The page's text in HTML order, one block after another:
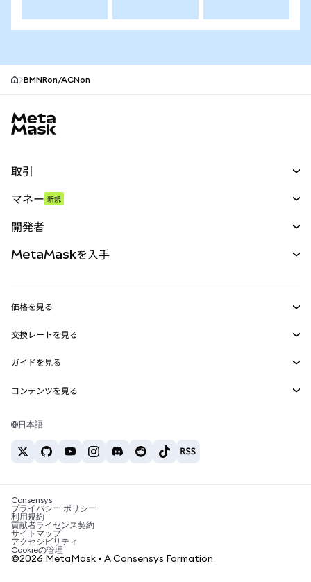
BMNRon/ACNon
取引
パーペチュアル
RWA
マネー 新規
開発者
MetaMask Connect
Snaps
Web3サービス
MetaMaskを入手
セキュリティ
サポート
キャリア
お問い合わせ
価格を見る
イーサリアムの価格
Solanaの価格
Tetherの価格
交換レートを見る
ETH→USD
USDT→INR
BTC→INR
ETH→USDT
ガイドを見る
ETHの購入
USDTの購入
SHIBの購入
BNBの購入
コンテンツを見る
Solanaウォレット
税制関連ニュース
暗号資産の購入方法は？
ビットコインを売るには？
日本語
Consensys
プライバシー ポリシー
利用規約
貢献者ライセンス契約
サイトマップ
アクセシビリティ
Cookieの管理
©2026 MetaMask • A Consensys Formation